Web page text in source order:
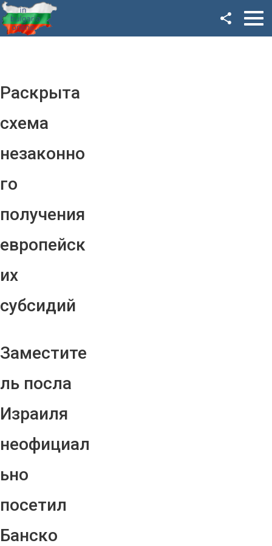
Раскрыта
схема
незаконно
го
получения
европейск
их
субсидий
Заместите
ль посла
Израиля
неофициал
ьно
посетил
Банско